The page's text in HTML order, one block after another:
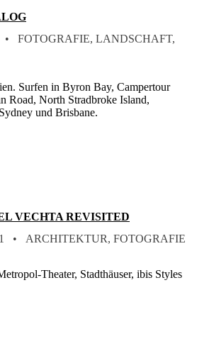
WRITTEN BY:
STEFAN
CATEGORIZED IN:
FOTOGRAFIE, LANDSCHAFT,
Surfen in Byron Bay, Campertour
Road, North Stradbroke Island,
und Brisbane.
VECHTA REVISITED
WRITTEN BY:
STEFAN
CATEGORIZED IN:
ARCHITEKTUR, FOTOGRAFIE
Theater, Stadthäuser, ibis Styles